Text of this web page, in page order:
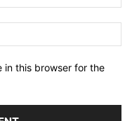
in this browser for the